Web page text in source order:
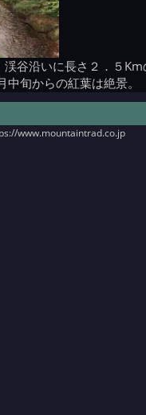
谷沿いに長さ２．５Km
旬からの紅葉は絶景。
www.mountaintrad.co.jp